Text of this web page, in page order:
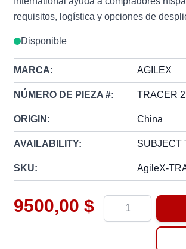
requisitos, logística y opciones de
Disponible
MARCA: AGILEX
NÚMERO DE PIEZA #: TRACER
ORIGIN: China
AVAILABILITY: SUBJECT
SKU: AgileX-
9500,00 $